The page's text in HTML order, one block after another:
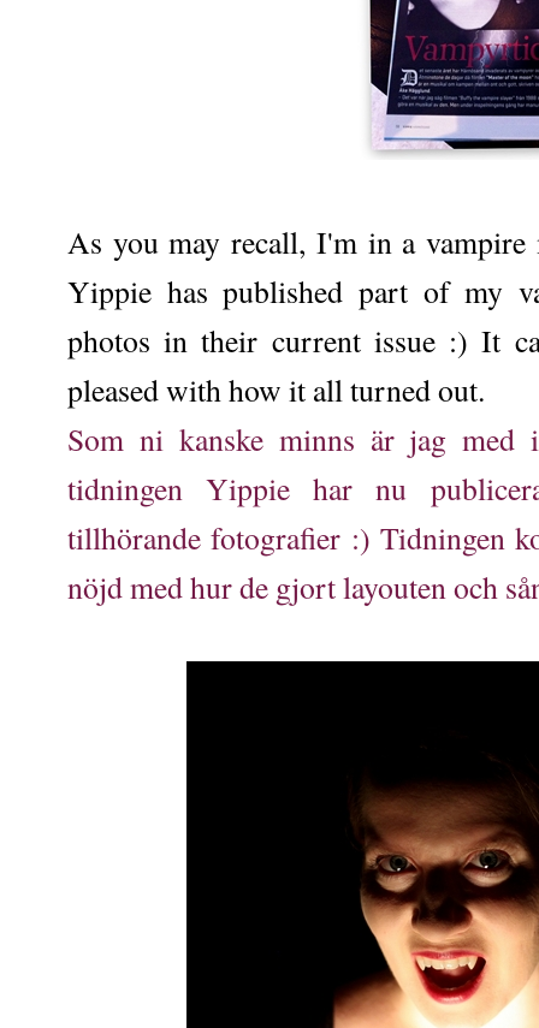
As you may recall, I'm in a vampire
Yippie has published part of my
photos in their current issue :) It
pleased with how it all turned out.
Som ni kanske minns är jag med
tidningen Yippie har nu
tillhörande fotografier :) Tidningen
nöjd med hur de gjort layouten och